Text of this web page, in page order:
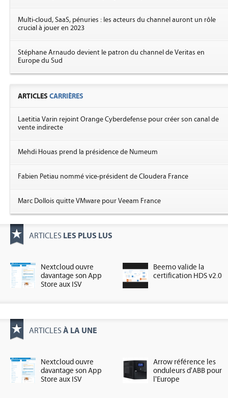
Multi-cloud, SaaS, pénuries : les acteurs du channel auront un rôle
crucial à jouer en 2023
Stéphane Arnaudo devient le patron du channel de Veritas en
Europe du Sud
ARTICLES CARRIÈRES
Laetitia Varin rejoint Orange Cyberdefense pour créer son canal de
vente indirecte
Mehdi Houas prend la présidence de Numeum
Fabien Petiau nommé vice-président de Cloudera France
Marc Dollois quitte VMware pour Veeam France
ARTICLES LES PLUS LUS
Nextcloud ouvre
davantage son App
Store aux ISV
Beemo valide la
certification HDS v2.0
ARTICLES À LA UNE
Nextcloud ouvre
davantage son App
Store aux ISV
Arrow référence les
onduleurs d'ABB pour
l'Europe